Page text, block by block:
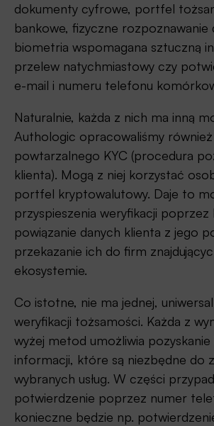
dokumenty cyfrowe, portfel
bankowe, fizyczne rozpoznawanie
biometria wspomagana sztuczną
przelew natychmiastowy czy
e-mail i numeru telefonu
Naturalnie, każda z nich ma inną
Authologic opracowaliśmy
powtarzalnego KYC (procedura
klienta). Mogą z niej korzystać
portfel kryptowalutowy. Daje to
przyspieszenia weryfikacji
powiązanie danych klienta z jego
przekazanie ich do firm
ekosystemie.
Co istotne, nie ma jednej,
weryfikacji tożsamości. Każda z
wyżej metod umożliwia pozyskanie
informacji, które są niezbędne do
wybranych usług. W części
potwierdzenie poprzez numer
konieczne będzie np.